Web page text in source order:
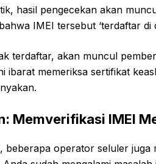
hasil pengecekan akan
IMEI tersebut ‘terdaftar di
terdaftar, akan muncul
ibarat memeriksa sertifikat
Memverifikasi IMEI
beberapa operator seluler